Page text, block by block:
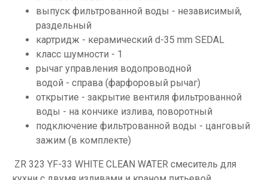
выпуск фильтрованной воды - независимый,
раздельный
картридж - керамический d-35 mm SEDAL
класс шумности - 1
рычаг управления водопроводной
водой - справа (фарфоровый рычаг)
открытие - закрытие вентиля фильтрованной
воды - на кончике излива, поворотный
подключение фильтрованной воды - цанговый
зажим (в комплекте)
ZR 323 YF-33 WHITE CLEAN WATER смеситель для